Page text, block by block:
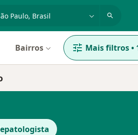
Bairros Mais filtros•